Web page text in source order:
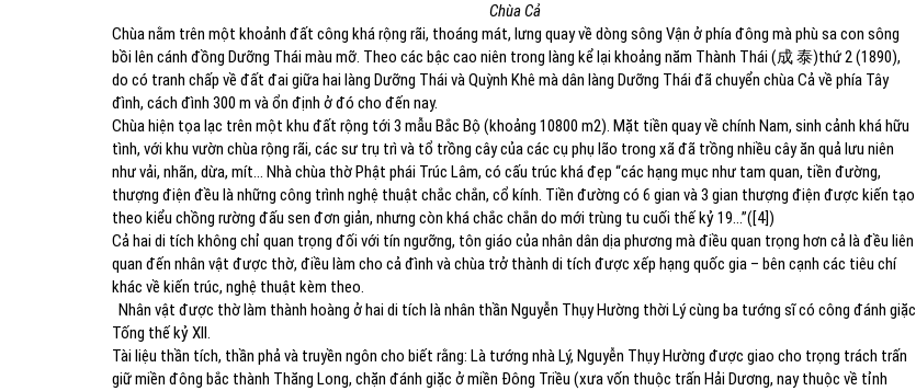
Chùa Cả
Chùa nằm trên một khoảnh đất công khá rộng rãi, thoáng mát, lưng quay về dòng sông Vận ở phía đông mà phù sa con sông
bồi lên cánh đồng Dưỡng Thái màu mỡ. Theo các bậc cao niên trong làng kể lại khoảng năm Thành Thái (成 泰)thứ 2 (1890),
do có tranh chấp về đất đai giữa hai làng Dưỡng Thái và Quỳnh Khê mà dân làng Dưỡng Thái đã chuyển chùa Cả về phía Tây
đình, cách đình 300 m và ổn định ở đó cho đến nay.
Chùa hiện tọa lạc trên một khu đất rộng tới 3 mẫu Bắc Bộ (khoảng 10800 m2). Mặt tiền quay về chính Nam, sinh cảnh khá hữu
tình, với khu vườn chùa rộng rãi, các sư trụ trì và tổ trồng cây của các cụ phụ lão trong xã đã trồng nhiều cây ăn quả lưu niên
như vải, nhãn, dừa, mít… Nhà chùa thờ Phật phái Trúc Lâm, có cấu trúc khá đẹp “các hạng mục như tam quan, tiền đường,
thượng điện đều là những công trình nghệ thuật chắc chắn, cổ kính. Tiền đường có 6 gian và 3 gian thượng điện được kiến tạo
theo kiểu chồng rường đấu sen đơn giản, nhưng còn khá chắc chắn do mới trùng tu cuối thế kỷ 19…”([4])
Cả hai di tích không chỉ quan trọng đối với tín ngưỡng, tôn giáo của nhân dân dịa phương mà điều quan trọng hơn cả là đều liên
quan đến nhân vật được thờ, điều làm cho cả đình và chùa trở thành di tích được xếp hạng quốc gia – bên cạnh các tiêu chí
khác về kiến trúc, nghệ thuật kèm theo.
Nhân vật được thờ làm thành hoàng ở hai di tích là nhân thần Nguyễn Thụy Hường thời Lý cùng ba tướng sĩ có công đánh giặc
Tống thế kỷ XII.
Tài liệu thần tích, thần phả và truyền ngôn cho biết rằng: Là tướng nhà Lý, Nguyễn Thụy Hường được giao cho trọng trách trấn
giữ miền đông bắc thành Thăng Long, chặn đánh giặc ở miền Đông Triều (xưa vốn thuộc trấn Hải Dương, nay thuộc về tỉnh